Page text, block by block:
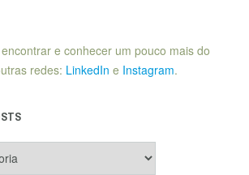
e conhecer um pouco mais do
redes: LinkedIn e Instagram.